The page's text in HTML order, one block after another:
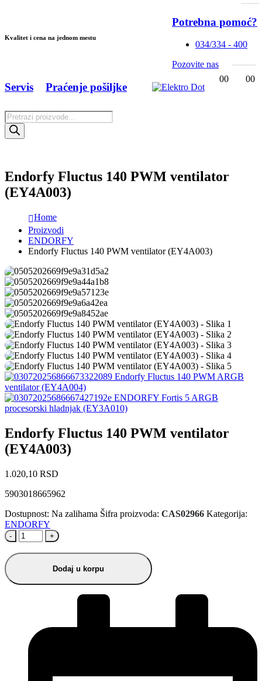
Kvalitet i cena na jednom mestu
Potrebna pomoć?
034/334 - 400
Pozovite nas
Products
search
Servis Praćenje pošiljke
00 00
Endorfy Fluctus 140 PWM ventilator
(EY4A003)
Home
Proizvodi
ENDORFY
Endorfy Fluctus 140 PWM ventilator (EY4A003)
Endorfy Fluctus 140 PWM ARGB
ventilator (EY4A004)
ENDORFY Fortis 5 ARGB
procesorski hladnjak (EY3A010)
Endorfy Fluctus 140 PWM ventilator
(EY4A003)
1.020,10 RSD
5903018665962
Dostupnost: Na zalihama Šifra proizvoda: CAS02966 Kategorija:
ENDORFY
- +
Dodaj u korpu